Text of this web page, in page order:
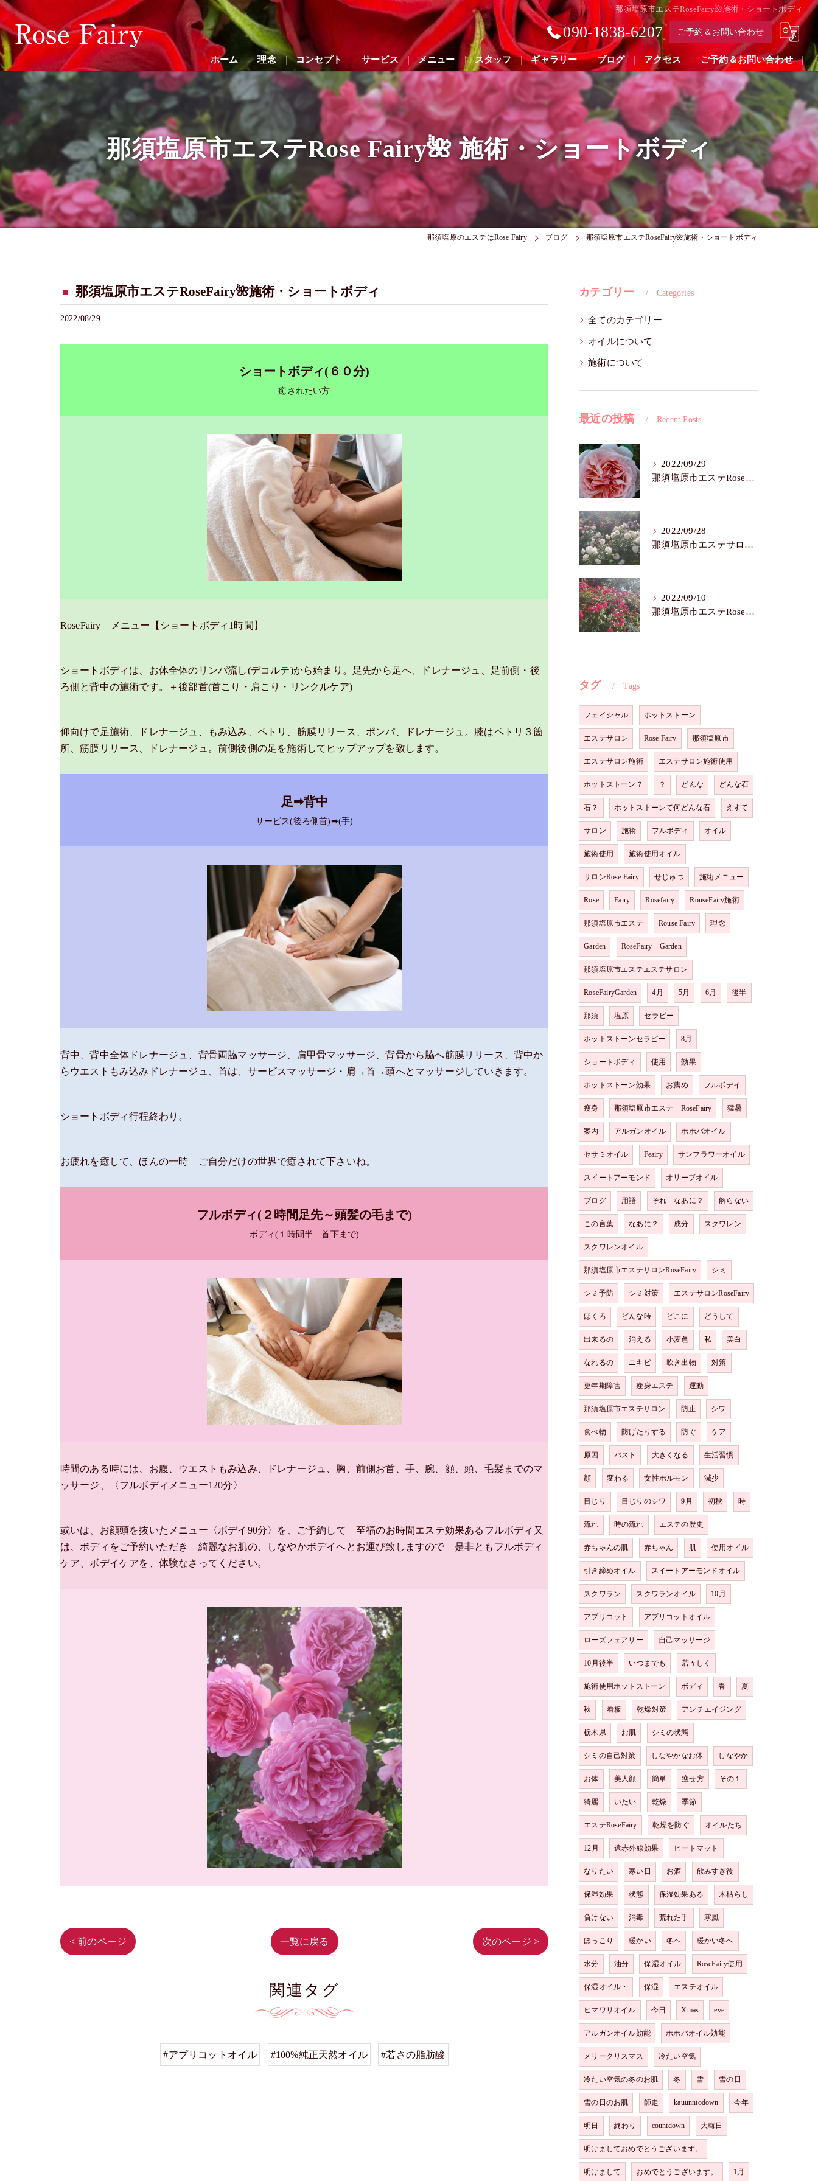
那須塩原市エステRoseFairy🌺施術・ショートボディ
090-1838-6207 ご予約＆お問い合わせ
ホーム 理念 コンセプト サービス メニュー スタッフ ギャラリー ブログ アクセス ご予約＆お問い合わせ
那須塩原市エステRose Fairy🌺 施術・ショートボディ
那須塩原のエステはRose Fairy ブログ 那須塩原市エステRoseFairy🌺施術・ショートボディ
那須塩原市エステRoseFairy🌺施術・ショートボディ
2022/08/29
ショートボディ(６０分)
癒されたい方
RoseFairy メニュー【ショートボディ1時間】
ショートボディは、お体全体のリンパ流し(デコルテ)から始まり。足先から足へ、ドレナージュ、足前側・後
ろ側と背中の施術です。＋後部首(首こり・肩こり・リンクルケア)
仰向けで足施術、ドレナージュ、もみ込み、ペトリ、筋膜リリース、ポンパ、ドレナージュ。膝はペトリ３箇
所、筋膜リリース、ドレナージュ。前側後側の足を施術してヒップアップを致します。
足➡背中
サービス(後ろ側首)➡(手)
背中、背中全体ドレナージュ、背骨両脇マッサージ、肩甲骨マッサージ、背骨から脇へ筋膜リリース、背中か
らウエストもみ込みドレナージュ、首は、サービスマッサージ・肩→首→頭へとマッサージしていきます。
ショートボディ行程終わり。
お疲れを癒して、ほんの一時 ご自分だけの世界で癒されて下さいね。
フルボディ(２時間足先～頭髪の毛まで)
ボディ(１時間半 首下まで)
時間のある時には、お腹、ウエストもみ込み、ドレナージュ、胸、前側お首、手、腕、顔、頭、毛髪までのマ
ッサージ、〈フルボディメニュー120分〉
或いは、お顔頭を抜いたメニュー〈ボデイ90分〉を、ご予約して 至福のお時間エステ効果あるフルボディ又
は、ボディをご予約いただき 綺麗なお肌の、しなやかボデイへとお運び致しますので 是非ともフルボディ
ケア、ボデイケアを、体験なさってください。
< 前のページ 一覧に戻る 次のページ >
関連タグ
#アプリコットオイル #100%純正天然オイル #若さの脂肪酸
カテゴリー Categories
全てのカテゴリー
オイルについて
施術について
最近の投稿 Recent Posts
2022/09/29
那須塩原市エステRoseFairy🌺シワ・たるみ
2022/09/28
那須塩原市エステサロンRose Fairy🌼色白は七難隠す
2022/09/10
那須塩原市エステRoseFairy🌺いつまでも若々しく綺麗に💝
タグ Tags
フェイシャル ホットストーン
エステサロン Rose Fairy 那須塩原市
エステサロン施術 エステサロン施術使用
ホットストーン？ ？ どんな どんな石
石？ ホットストーンて何どんな石 えすて
サロン 施術 フルボディ オイル
施術使用 施術使用オイル
サロンRose Fairy せじゅつ 施術メニュー
Rose Fairy Rosefairy RouseFairy施術
那須塩原市エステ Rouse Fairy 理念
Garden RoseFairy Garden
那須塩原市エステエステサロン
RoseFairyGarden 4月 5月 6月 後半
那須 塩原 セラピー
ホットストーンセラピー 8月
ショートボディ 使用 効果
ホットストーン効果 お薦め フルボデイ
瘦身 那須塩原市エステ RoseFairy 猛暑
案内 アルガンオイル ホホバオイル
セサミオイル Feairy サンフラワーオイル
スイートアーモンド オリーブオイル
ブログ 用語 それ なあに？ 解らない
この言葉 なあに？ 成分 スクワレン
スクワレンオイル
那須塩原市エステサロンRoseFairy シミ
シミ予防 シミ対策 エステサロンRoseFairy
ほくろ どんな時 どこに どうして
出来るの 消える 小麦色 私 美白
なれるの ニキビ 吹き出物 対策
更年期障害 瘦身エステ 運動
那須塩原市エステサロン 防止 シワ
食べ物 防げたりする 防ぐ ケア
原因 バスト 大きくなる 生活習慣
顔 変わる 女性ホルモン 減少
目じり 目じりのシワ 9月 初秋 時
流れ 時の流れ エステの歴史
赤ちゃんの肌 赤ちゃん 肌 使用オイル
引き締めオイル スイートアーモンドオイル
スクワラン スクワランオイル 10月
アプリコット アプリコットオイル
ローズフェアリー 自己マッサージ
10月後半 いつまでも 若々しく
施術使用ホットストーン ボディ 春 夏
秋 看板 乾燥対策 アンチエイジング
栃木県 お肌 シミの状態
シミの自己対策 しなやかなお体 しなやか
お体 美人顔 簡単 瘦せ方 その１
綺麗 いたい 乾燥 季節
エステRoseFairy 乾燥を防ぐ オイルたち
12月 遠赤外線効果 ヒートマット
なりたい 寒い日 お酒 飲みすぎ後
保湿効果 状態 保湿効果ある 木枯らし
負けない 消毒 荒れた手 寒風
ほっこり 暖かい 冬へ 暖かい冬へ
水分 油分 保湿オイル RoseFairy使用
保湿オイル・ 保湿 エステオイル
ヒマワリオイル 今日 Xmas eve
アルガンオイル効能 ホホバオイル効能
メリークリスマス 冷たい空気
冷たい空気の冬のお肌 冬 雪 雪の日
雪の日のお肌 師走 kauunntodown 今年
明日 終わり countdown 大晦日
明けましておめでとうございます。
明けまして おめでとうございます。 1月